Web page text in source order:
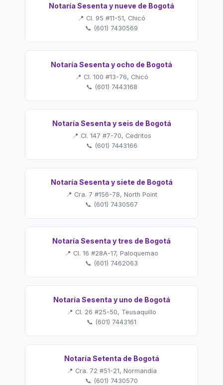
Notaría Sesenta y nueve de Bogotá
📍 Cl. 95 #11-51, Chicó
📞 (601) 7430569
Notaría Sesenta y ocho de Bogotá
📍 Cl. 100 #13-76, Chicó
📞 (601) 7443168
Notaría Sesenta y seis de Bogotá
📍 Cl. 147 #7-70, Cedritos
📞 (601) 7443166
Notaría Sesenta y siete de Bogotá
📍 Cra. 7 #156-78, North Point
📞 (601) 7430567
Notaría Sesenta y tres de Bogotá
📍 Cl. 16 #28A-17, Paloquemao
📞 (601) 7462063
Notaría Sesenta y uno de Bogotá
📍 Cl. 26 #25-50, Teusaquillo
📞 (601) 7443161
Notaría Setenta de Bogotá
📍 Cra. 72 #51-21, Normandía
📞 (601) 7430570